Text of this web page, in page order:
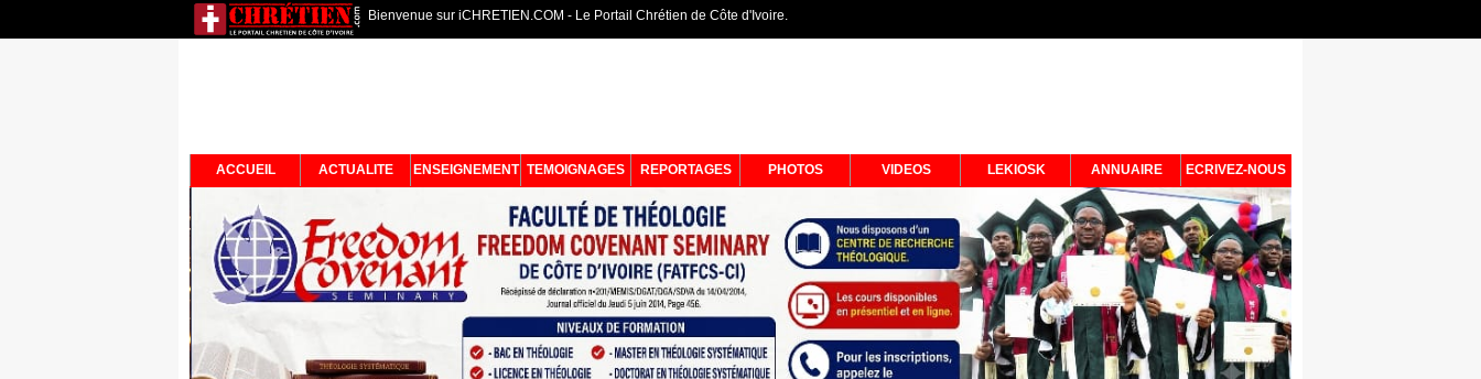
Bienvenue sur iCHRETIEN.COM - Le Portail Chrétien de Côte d'Ivoire.
ACCUEIL ACTUALITE ENSEIGNEMENT TEMOIGNAGES REPORTAGES PHOTOS VIDEOS LEKIOSK ANNUAIRE ECRIVEZ-NOUS